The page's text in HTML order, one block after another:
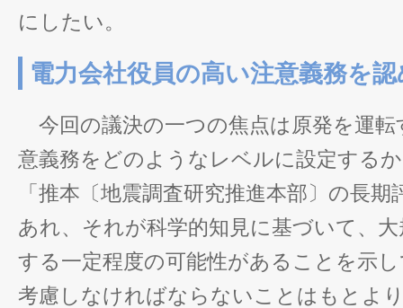
にしたい。
電力会社役員の高い注意義務を
今回の議決の一つの焦点は原発を運転
意義務をどのようなレベルに設定する
「推本〔地震調査研究推進本部〕の長
あれ、それが科学的知見に基づいて、
する一定程度の可能性があることを示
考慮しなければならないことはもとよ